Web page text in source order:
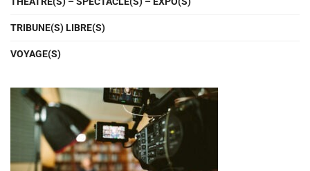
TRIBUNE(S) LIBRE(S)
VOYAGE(S)